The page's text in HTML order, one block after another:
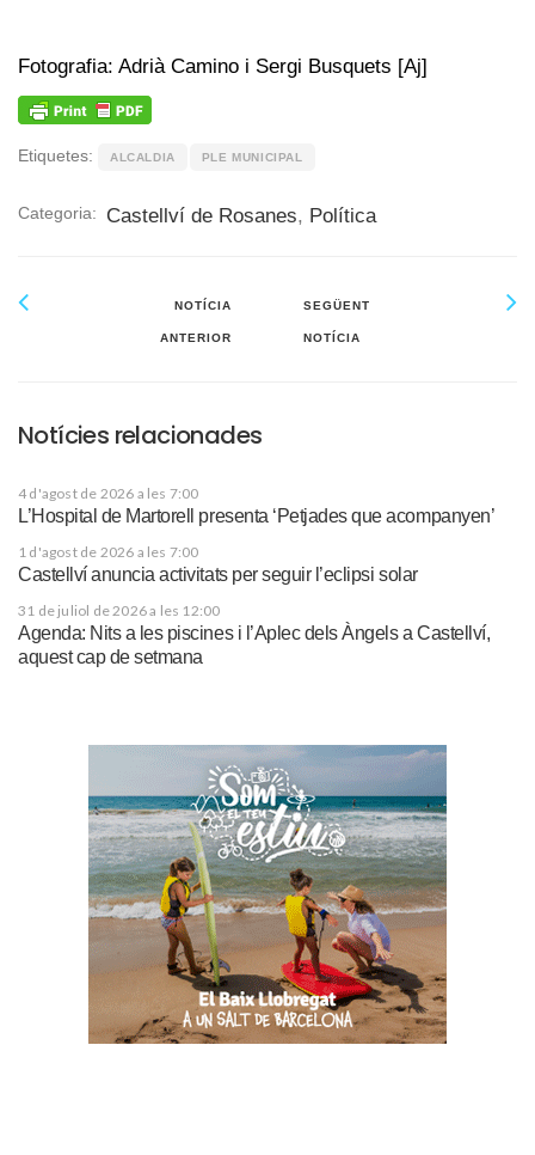
Fotografia: Adrià Camino i Sergi Busquets [Aj]
Etiquetes: ALCALDIA PLE MUNICIPAL
Categoria: Castellví de Rosanes, Política
NOTÍCIA
ANTERIOR
SEGÜENT
NOTÍCIA
Notícies relacionades
4 d'agost de 2026 a les 7:00
L’Hospital de Martorell presenta ‘Petjades que acompanyen’
1 d'agost de 2026 a les 7:00
Castellví anuncia activitats per seguir l’eclipsi solar
31 de juliol de 2026 a les 12:00
Agenda: Nits a les piscines i l’Aplec dels Àngels a Castellví,
aquest cap de setmana